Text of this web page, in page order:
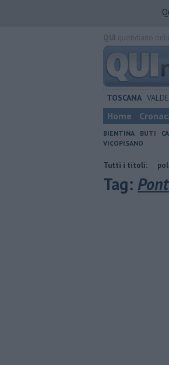
TOSCANA
Home
BIENTINA BUTI
VICOPISANO
Tutti i titoli:
Ossicombustore, "Serve chiarezza politica"
Tag: